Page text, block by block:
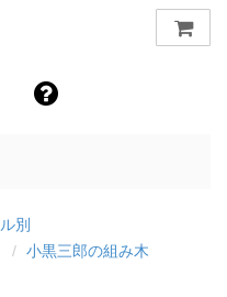
別
小黒三郎の組み木